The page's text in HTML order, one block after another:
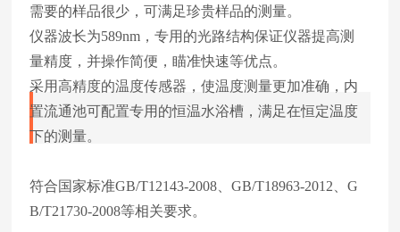
需要的样品很少，可满足珍贵样品的测量。
仪器波长为589nm，专用的光路结构保证仪器提高测
量精度，并操作简便，瞄准快速等优点。
采用高精度的温度传感器，使温度测量更加准确，内
置流通池可配置专用的恒温水浴槽，满足在恒定温度
下的测量。
符合国家标准GB/T12143-2008、GB/T18963-2012、G
B/T21730-2008等相关要求。